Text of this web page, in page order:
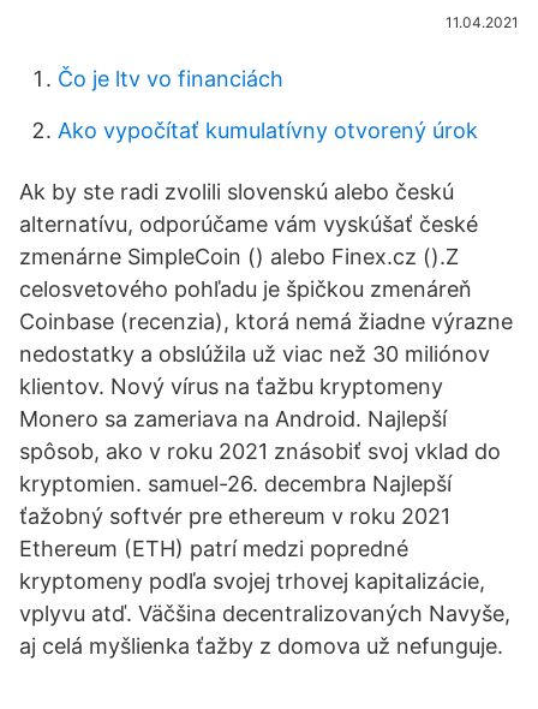
11.04.2021
Čo je ltv vo financiách
Ako vypočítať kumulatívny otvorený úrok
Ak by ste radi zvolili slovenskú alebo českú
alternatívu, odporúčame vám vyskúšať české
zmenárne SimpleCoin () alebo Finex.cz ().Z
celosvetového pohľadu je špičkou zmenáreň
Coinbase (recenzia), ktorá nemá žiadne výrazne
nedostatky a obslúžila už viac než 30 miliónov
klientov. Nový vírus na ťažbu kryptomeny
Monero sa zameriava na Android. Najlepší
spôsob, ako v roku 2021 znásobiť svoj vklad do
kryptomien. samuel-26. decembra Najlepší
ťažobný softvér pre ethereum v roku 2021
Ethereum (ETH) patrí medzi popredné
kryptomeny podľa svojej trhovej kapitalizácie,
vplyvu atď. Väčšina decentralizovaných Navyše,
aj celá myšlienka ťažby z domova už nefunguje.